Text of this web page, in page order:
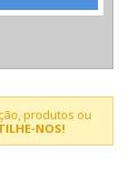
produtos ou
NOS!